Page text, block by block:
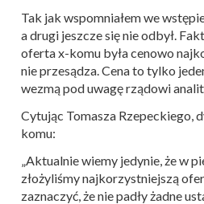
Tak jak wspomniałem we
a drugi jeszcze się nie odbył.
oferta x-komu była cenowo
nie przesądza. Cena to tylko
wezmą pod uwagę rządowi
Cytując Tomasza Rzepeckiego,
komu:
„Aktualnie wiemy jedynie, że w
złożyliśmy najkorzystniejszą
zaznaczyć, że nie padły żadne